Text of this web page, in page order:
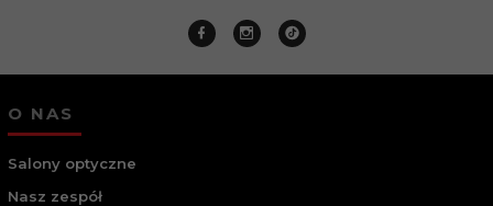
O NAS
Salony optyczne
Nasz zespół